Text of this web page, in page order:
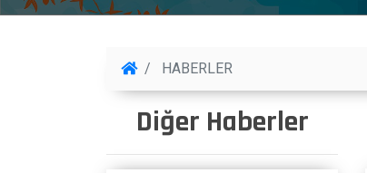
HABERLER
Diğer Haberler